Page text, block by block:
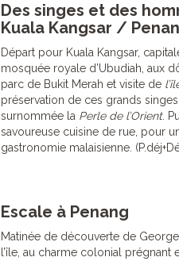
Des singes et des
Kuala Kangsar /
Départ pour Kuala Kangsar,
mosquée royale d’Ubudiah, aux
parc de Bukit Merah et visite de
préservation de ces grands
surnommée la Perle de l’Orient.
savoureuse cuisine de rue, pour
gastronomie malaisienne.
Escale à Penang
Matinée de découverte de
l’île, au charme colonial prégnant